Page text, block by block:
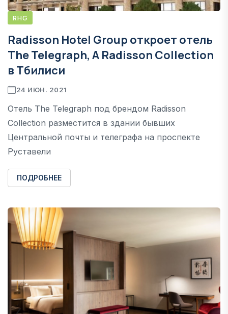
RHG
Radisson Hotel Group откроет отель
The Telegraph, A Radisson Collection
в Тбилиси
24 ИЮН. 2021
Отель The Telegraph под брендом Radisson
Collection разместится в здании бывших
Центральной почты и телеграфа на проспекте
Руставели
ПОДРОБНЕЕ